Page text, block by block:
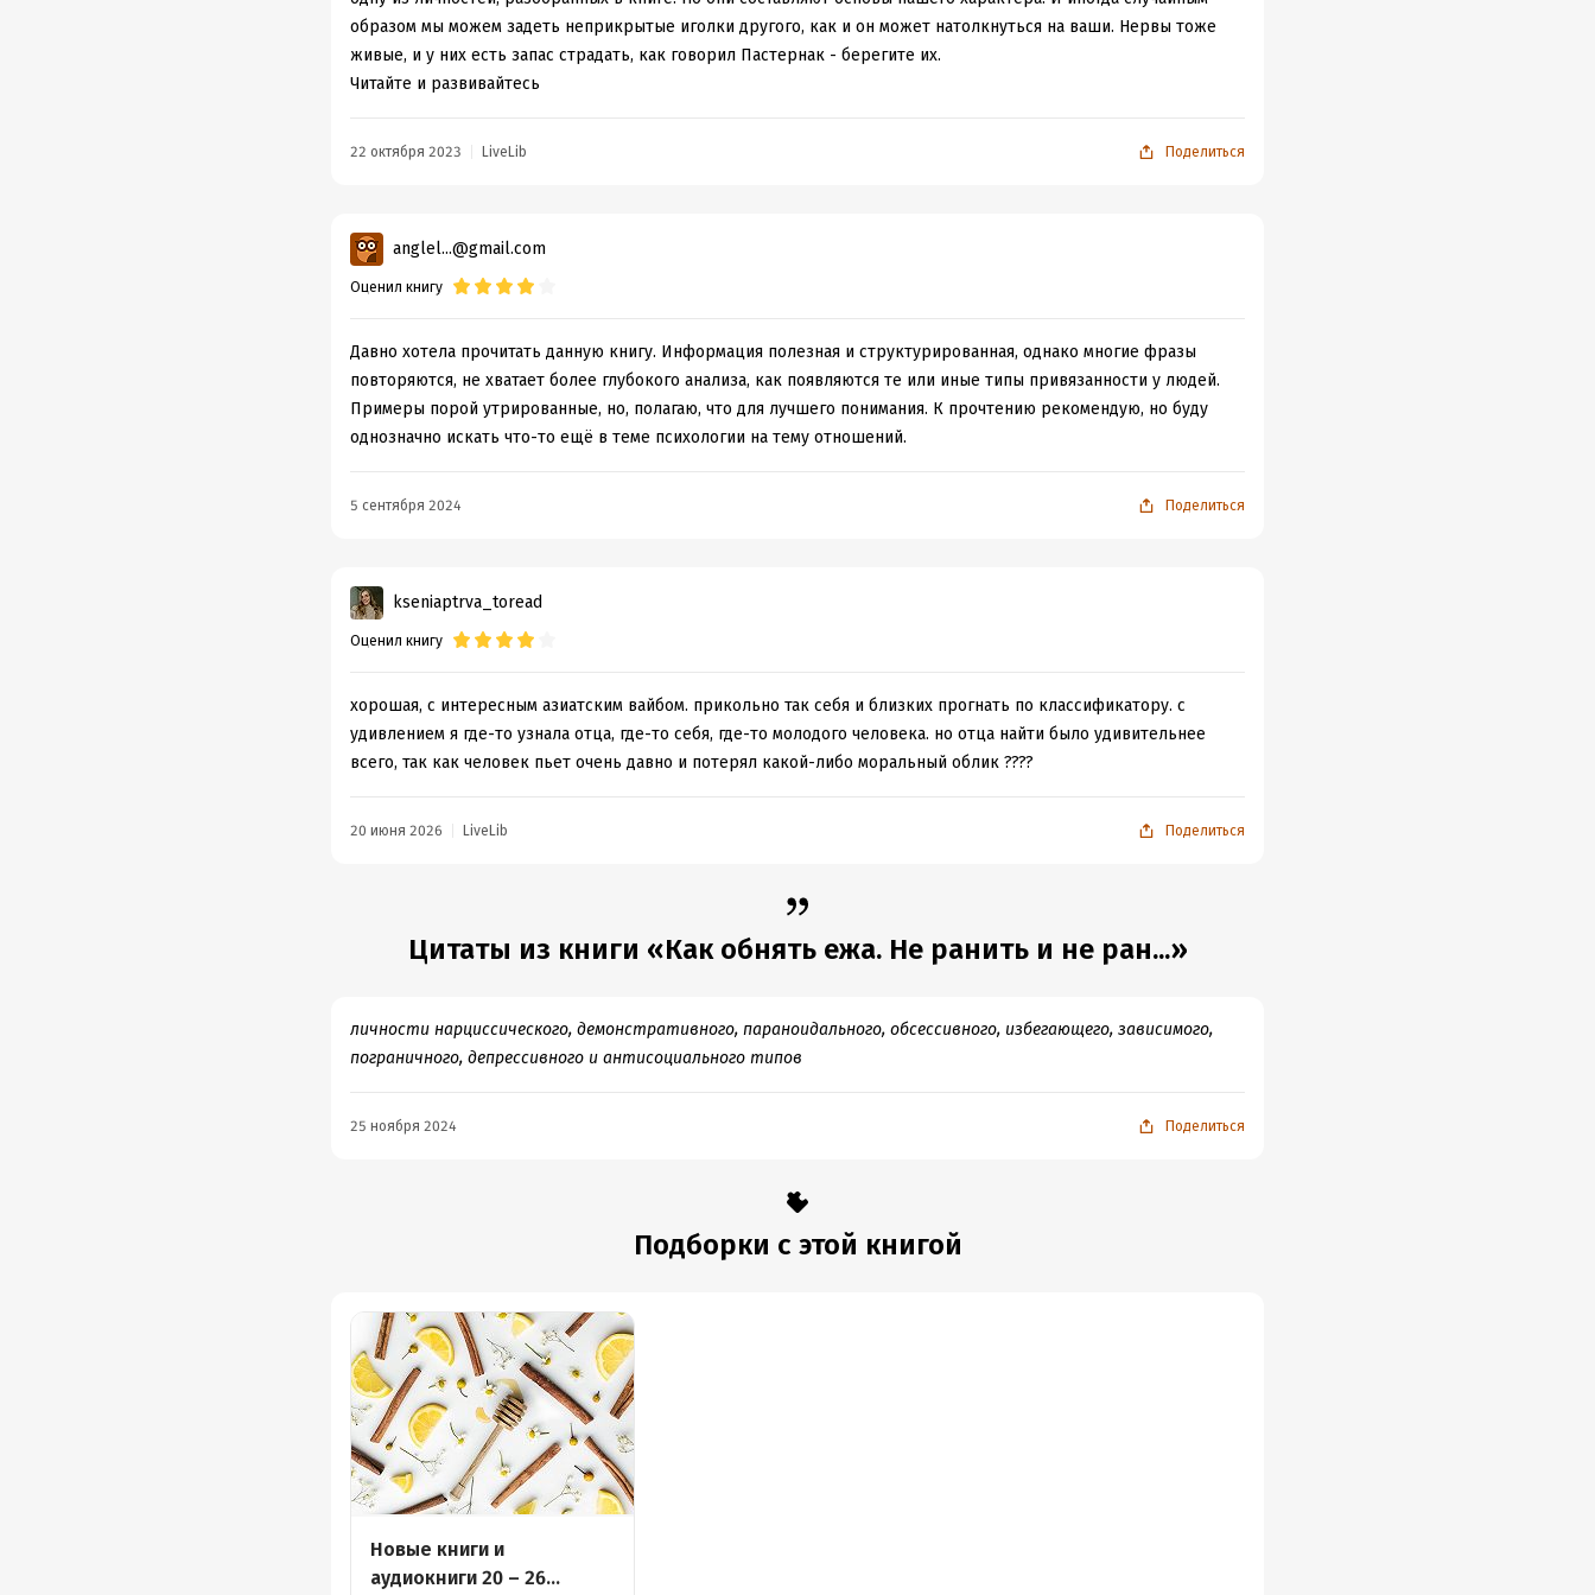
образом мы можем задеть неприкрытые иголки другого, как и он может натолкнуться на ваши. Нервы тоже
живые, и у них есть запас страдать, как говорил Пастернак - берегите их.
Читайте и развивайтесь
22 октября 2023 LiveLib Поделиться
anglel...@gmail.com
Оценил книгу
Давно хотела прочитать данную книгу. Информация полезная и структурированная, однако многие фразы
повторяются, не хватает более глубокого анализа, как появляются те или иные типы привязанности у людей.
Примеры порой утрированные, но, полагаю, что для лучшего понимания. К прочтению рекомендую, но буду
однозначно искать что-то ещё в теме психологии на тему отношений.
5 сентября 2024 Поделиться
kseniaptrva_toread
Оценил книгу
хорошая, с интересным азиатским вайбом. прикольно так себя и близких прогнать по классификатору. с
удивлением я где-то узнала отца, где-то себя, где-то молодого человека. но отца найти было удивительнее
всего, так как человек пьет очень давно и потерял какой-либо моральный облик ????
20 июня 2026 LiveLib Поделиться
Цитаты из книги «Как обнять ежа. Не ранить и не ран...»
личности нарциссического, демонстративного, параноидального, обсессивного, избегающего, зависимого,
пограничного, депрессивного и антисоциального типов
25 ноября 2024 Поделиться
Подборки с этой книгой
Новые книги и
аудиокниги 20 – 26